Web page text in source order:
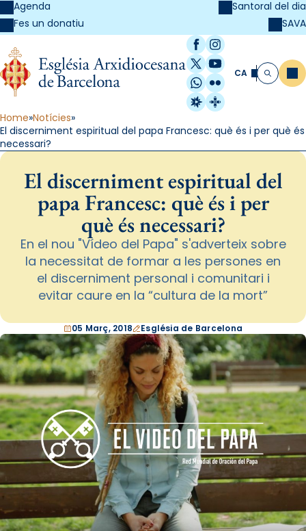
Agenda
Fes un donatiu
Santoral del dia
SAVA
Facebook
Instagram
X / Twitter
YouTube
WhatsApp
Flickr
Radio Estel
Catalunya
CA Cerca
Home Notícies
El discerniment espiritual del papa Francesc: què és i per què és
necessari?
El discerniment espiritual del
papa Francesc: què és i per
què és necessari?
En el nou "Vídeo del Papa" s'adverteix sobre
la necessitat de formar a les persones en
el discerniment personal i comunitari i
evitar caure en la “cultura de la mort”
05 Març, 2018 Església de Barcelona